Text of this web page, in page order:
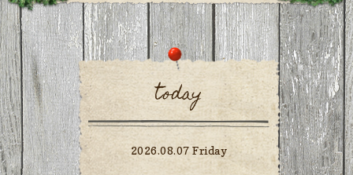
today
2026.08.07 Friday